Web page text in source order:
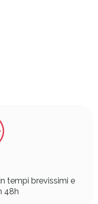
tempi brevissimi e
48h